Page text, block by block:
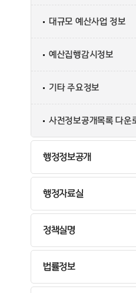
대규모 예산사업 정보
예산집행감시정보
기타 주요정보
사전정보공개목록 다운
행정정보공개
행정자료실
정책실명
법률정보